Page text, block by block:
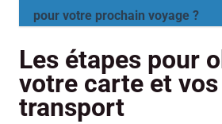
pour votre prochain voyage ?
Les étapes pour
votre carte et
transport